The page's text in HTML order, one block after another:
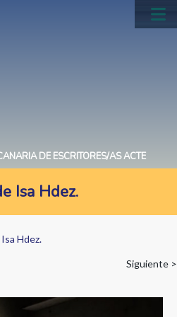
DE ESCRITORES/AS ACTE
Isa Hdez.
Hdez.
Siguiente >